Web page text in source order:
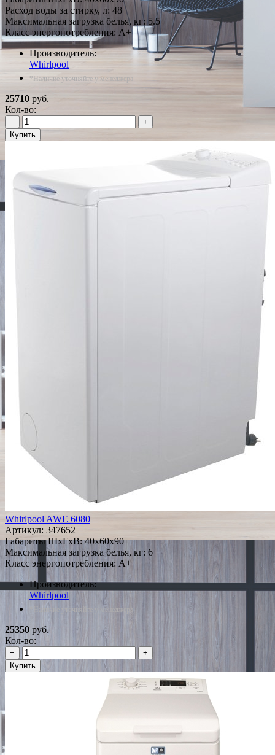
Расход воды за стирку, л: 48
Максимальная загрузка белья, кг: 5.5
Класс энергопотребления: A+
Производитель:
Whirlpool
*Наличие уточняйте у менеджера
25710 руб.
Кол-во:
−
+
Купить
Whirlpool AWE 6080
Артикул: 347652
Габариты ШxГxВ: 40x60x90
Максимальная загрузка белья, кг: 6
Класс энергопотребления: A++
Производитель:
Whirlpool
*Наличие уточняйте у менеджера
25350 руб.
Кол-во:
−
+
Купить